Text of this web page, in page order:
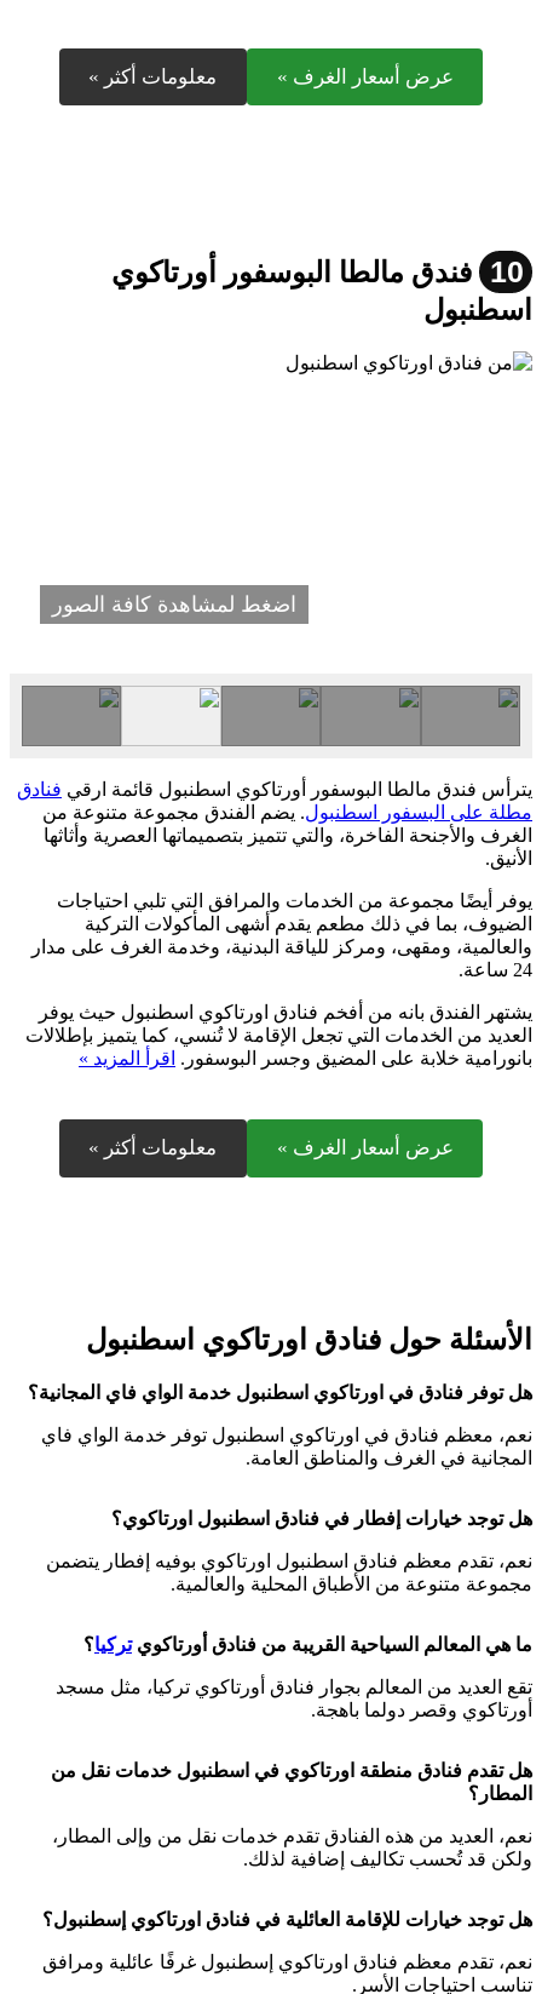
عرض أسعار الغرف » معلومات أكثر »
10
فندق مالطا البوسفور أورتاكوي
اسطنبول
اضغط لمشاهدة كافة الصور
يترأس فندق مالطا البوسفور أورتاكوي اسطنبول قائمة ارقي فنادق
مطلة على البسفور اسطنبول. يضم الفندق مجموعة متنوعة من
الغرف والأجنحة الفاخرة، والتي تتميز بتصميماتها العصرية وأثاثها
الأنيق.
يوفر أيضًا مجموعة من الخدمات والمرافق التي تلبي احتياجات
الضيوف، بما في ذلك مطعم يقدم أشهى المأكولات التركية
والعالمية، ومقهى، ومركز للياقة البدنية، وخدمة الغرف على مدار
24 ساعة.
يشتهر الفندق بانه من أفخم فنادق اورتاكوي اسطنبول حيث يوفر
العديد من الخدمات التي تجعل الإقامة لا تُنسي، كما يتميز بإطلالات
بانورامية خلابة على المضيق وجسر البوسفور. اقرأ المزيد »
عرض أسعار الغرف » معلومات أكثر »
الأسئلة حول فنادق اورتاكوي اسطنبول
هل توفر فنادق في اورتاكوي اسطنبول خدمة الواي فاي المجانية؟
نعم، معظم فنادق في اورتاكوي اسطنبول توفر خدمة الواي فاي
المجانية في الغرف والمناطق العامة.
هل توجد خيارات إفطار في فنادق اسطنبول اورتاكوي؟
نعم، تقدم معظم فنادق اسطنبول اورتاكوي بوفيه إفطار يتضمن
مجموعة متنوعة من الأطباق المحلية والعالمية.
ما هي المعالم السياحية القريبة من فنادق أورتاكويتركيا؟
تقع العديد من المعالم بجوار فنادق أورتاكوي تركيا، مثل مسجد
أورتاكوي وقصر دولما باهجة.
هل تقدم فنادق منطقة اورتاكوي في اسطنبول خدمات نقل من
المطار؟
نعم، العديد من هذه الفنادق تقدم خدمات نقل من وإلى المطار،
ولكن قد تُحسب تكاليف إضافية لذلك.
هل توجد خيارات للإقامة العائلية في فنادق اورتاكوي إسطنبول؟
نعم، تقدم معظم فنادق اورتاكوي إسطنبول غرفًا عائلية ومرافق
تناسب احتياجات الأسر.